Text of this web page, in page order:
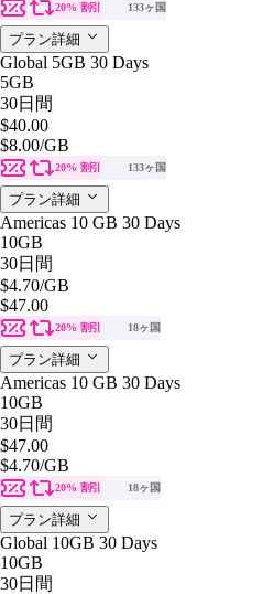
20% 割引 133ヶ国
プラン詳細
Global 5GB 30 Days
5GB
30日間
$40.00
$8.00/GB
20% 割引 133ヶ国
プラン詳細
Americas 10 GB 30 Days
10GB
30日間
$4.70/GB
$47.00
20% 割引 18ヶ国
プラン詳細
Americas 10 GB 30 Days
10GB
30日間
$47.00
$4.70/GB
20% 割引 18ヶ国
プラン詳細
Global 10GB 30 Days
10GB
30日間